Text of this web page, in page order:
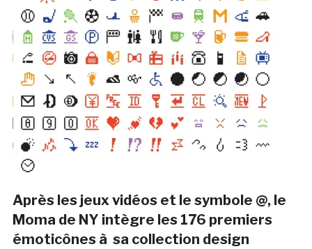
Après les jeux vidéos et le symbole @, le
Moma de NY intègre les 176 premiers
émoticônes à sa collection design